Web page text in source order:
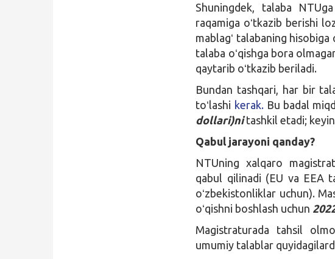
Shuningdek, talaba
raqamiga oʻtkazib berishi
mablagʻ talabaning hisobiga
talaba oʻqishga bora
qaytarib oʻtkazib beriladi.
Bundan tashqari, har bir
toʻlashi kerak. Bu badal
dollari)nitashkil etadi;
Qabul jarayoni qanday?
NTUning xalqaro
qabul qilinadi (EU va EEA
oʻzbekistonliklar uchun).
oʻqishni boshlash uchun
Magistraturada tahsil
umumiy talablar